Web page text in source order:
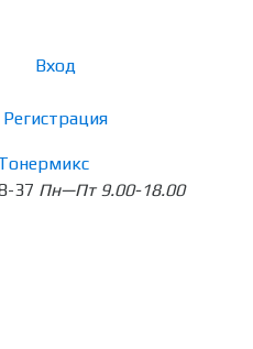
Вход
Регистрация
37 Пн—Пт 9.00-18.00